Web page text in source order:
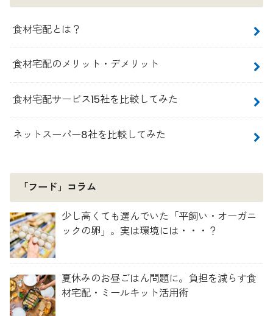
食材宅配とは？
食材宅配のメリット・デメリット
食材宅配サービス15社を比較してみた
ネットスーパー8社を比較してみた
「フード」コラム
少し高くても選んでいた「平飼い・オーガニ
ックの卵」。実は環境には・・・？
夏休みのお昼ごはん問題に。負担を減らす食
材宅配・ミールキット活用術